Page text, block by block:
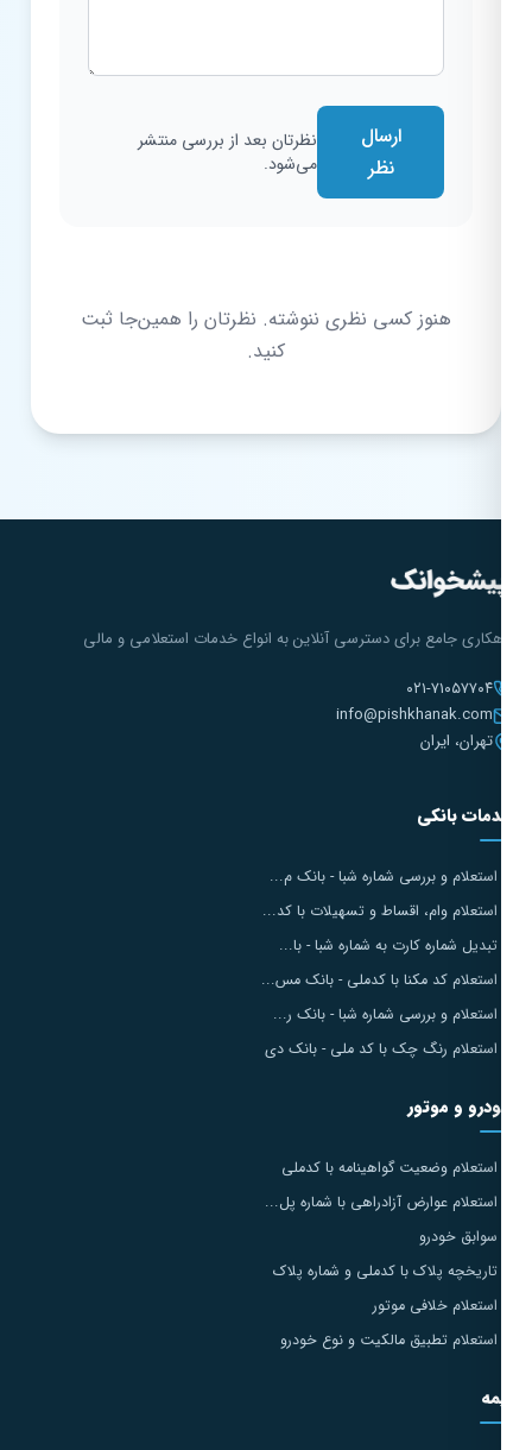
ارسال
نظرتان بعد از بررسی منتشر
می‌شود.
هنوز کسی نظری ننوشته. نظرتان را همین‌جا ثبت
کنید.
جامع برای دسترسی آنلاین به انواع خدمات استعلامی و مالی
۰۲۱-۷۱۰۵۷۷۰۴
info@pishkhanak.com
تهران، ایران
بانکی
استعلام و بررسی شماره شبا - بانک م...
استعلام وام، اقساط و تسهیلات با کد...
تبدیل شماره کارت به شماره شبا - با...
استعلام کد مکنا با کدملی - بانک مس...
استعلام و بررسی شماره شبا - بانک ر...
استعلام رنگ چک با کد ملی - بانک دی
و موتور
استعلام وضعیت گواهینامه با کدملی
استعلام عوارض آزادراهی با شماره پل...
سوابق خودرو
تاریخچه پلاک با کدملی و شماره پلاک
استعلام خلافی موتور
استعلام تطبیق مالکیت و نوع خودرو